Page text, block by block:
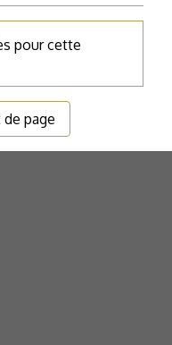
pour cette
page